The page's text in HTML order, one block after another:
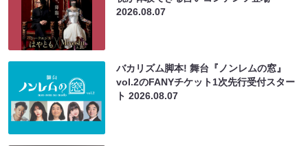
2026.08.07
バカリズム脚本! 舞台『ノンレムの窓』
vol.2のFANYチケット1次先行受付スター
ト2026.08.07